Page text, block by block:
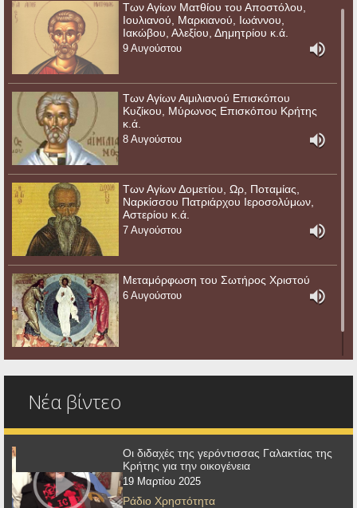
Των Αγίων Ματθίου του Αποστόλου,
Ιουλιανού, Μαρκιανού, Ιωάννου,
Ιακώβου, Αλεξίου, Δημητρίου κ.ά.
9 Αυγούστου
Των Αγίων Αιμιλιανού Επισκόπου
Κυζίκου, Μύρωνος Επισκόπου Κρήτης
κ.ά.
8 Αυγούστου
Των Αγίων Δομετίου, Ωρ, Ποταμίας,
Ναρκίσσου Πατριάρχου Ιεροσολύμων,
Αστερίου κ.ά.
7 Αυγούστου
Μεταμόρφωση του Σωτήρος Χριστού
6 Αυγούστου
Νέα βίντεο
Οι διδαχές της γερόντισσας Γαλακτίας της
Κρήτης για την οικογένεια
19 Μαρτίου 2025
Ράδιο Χρηστότητα